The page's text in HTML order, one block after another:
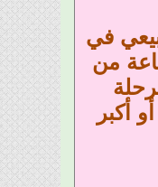
بشكل طبيعي في
الماعز بتنظيف أطفالها وتسمح لهم بالرضاعة. وخلال 12 ساعة من
أو أكبر